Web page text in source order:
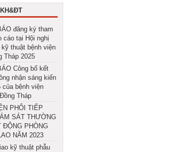
đăng ký tham
cáo tại Hội nghị
kỹ thuật bệnh viện
Tháp 2025
Công bố kết
nhận sáng kiến
của bệnh viện
Tháp
PHỔI TIẾP
SÁT THƯỜNG
ĐỘNG PHÒNG
NĂM 2023
kỹ thuật phẫu